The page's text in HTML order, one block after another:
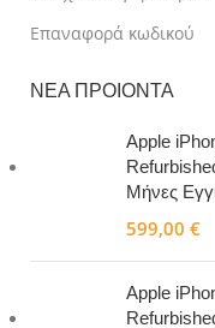
Επαναφορά κωδικού
ΝΕΑ ΠΡΟΙΟΝΤΑ
Apple
Μήνες
599,00 €
Apple